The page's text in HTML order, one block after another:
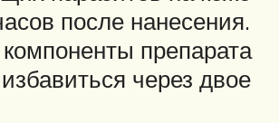
после нанесения.
препарата
через двое